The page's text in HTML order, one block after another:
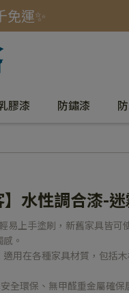
免運✨
膠漆 防鏽漆
】水性調合漆-
易上手塗刷，新舊家具皆
。
適用在各種家具材質，包括
全環保、無甲醛重金屬確保